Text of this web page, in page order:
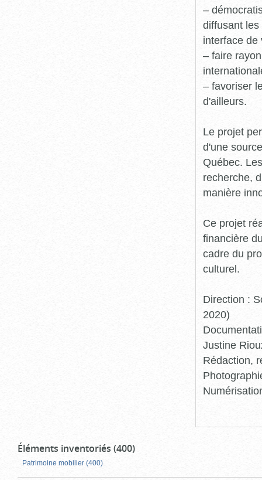
–
diffusant
interface de
– faire
– favoriser
d'ailleurs.
Le projet
d'une
Québec.
recherche,
manière
Ce projet
financière
cadre du
culturel.
Direction :
2020)
Justine
Rédaction,
Éléments inventoriés (400)
Patrimoine mobilier (400)